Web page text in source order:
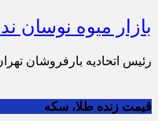
بازار میوه نوسان
رئیس اتحادیه بارفروشان
قیمت زنده طلا، سکه